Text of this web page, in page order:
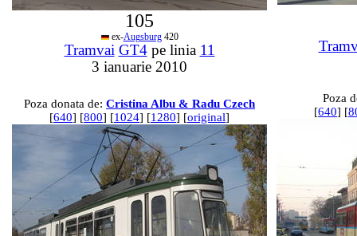
105
ex-Augsburg420
Tramvai GT4pe linia 11
3 ianuarie 2010
Poza donata de: Cristina Albu & Radu Czech
[640] [800] [1024] [1280] [original]
Poza
[640] [